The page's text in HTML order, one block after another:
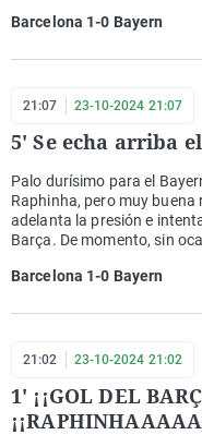
Barcelona 1-0 Bayern
21:07 23-10-2024 21:07
5' Se echa arriba
Palo durísimo para el
Raphinha, pero muy
adelanta la presión e
Barça. De momento, sin
Barcelona 1-0 Bayern
21:02 23-10-2024 21:02
1' ¡¡GOL DEL